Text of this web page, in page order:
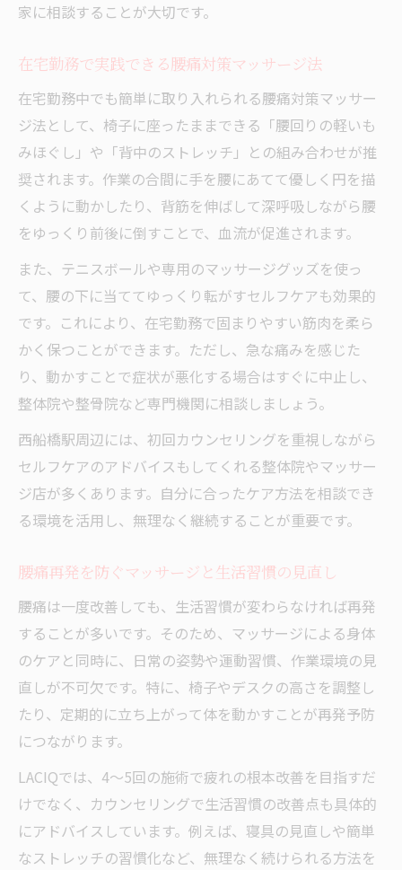
家に相談することが大切です。
在宅勤務で実践できる腰痛対策マッサージ法
在宅勤務中でも簡単に取り入れられる腰痛対策マッサー
ジ法として、椅子に座ったままできる「腰回りの軽いも
みほぐし」や「背中のストレッチ」との組み合わせが推
奨されます。作業の合間に手を腰にあてて優しく円を描
くように動かしたり、背筋を伸ばして深呼吸しながら腰
をゆっくり前後に倒すことで、血流が促進されます。
また、テニスボールや専用のマッサージグッズを使っ
て、腰の下に当ててゆっくり転がすセルフケアも効果的
です。これにより、在宅勤務で固まりやすい筋肉を柔ら
かく保つことができます。ただし、急な痛みを感じた
り、動かすことで症状が悪化する場合はすぐに中止し、
整体院や整骨院など専門機関に相談しましょう。
西船橋駅周辺には、初回カウンセリングを重視しながら
セルフケアのアドバイスもしてくれる整体院やマッサー
ジ店が多くあります。自分に合ったケア方法を相談でき
る環境を活用し、無理なく継続することが重要です。
腰痛再発を防ぐマッサージと生活習慣の見直し
腰痛は一度改善しても、生活習慣が変わらなければ再発
することが多いです。そのため、マッサージによる身体
のケアと同時に、日常の姿勢や運動習慣、作業環境の見
直しが不可欠です。特に、椅子やデスクの高さを調整し
たり、定期的に立ち上がって体を動かすことが再発予防
につながります。
LACIQでは、4～5回の施術で疲れの根本改善を目指すだ
けでなく、カウンセリングで生活習慣の改善点も具体的
にアドバイスしています。例えば、寝具の見直しや簡単
なストレッチの習慣化など、無理なく続けられる方法を